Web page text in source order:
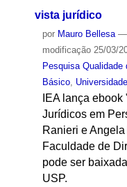
vista jurídico
por Mauro Bellesa —
modificação25/03/
Pesquisa Qualidade
Básico, Universidade
IEA lança
Jurídicos em
Ranieri e
Faculdade de
pode ser
USP.